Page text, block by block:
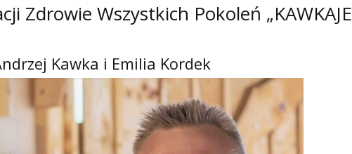
Zdrowie Wszystkich Pokoleń „KAWKAJE
Kawka i Emilia Kordek